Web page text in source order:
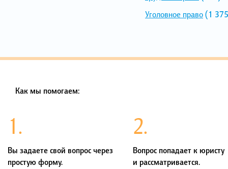
Уголовное право(1
Как мы помогаем:
1.
Вы задаете свой вопрос через
простую форму.
2.
Вопрос попадает к юристу
и рассматривается.